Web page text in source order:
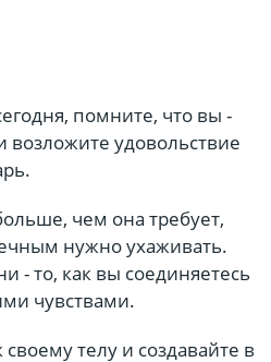
помните, что вы -
удовольствие
чем она требует,
нужно ухаживать.
- то, как вы соединяетесь
чувствами.
телу и создавайте в